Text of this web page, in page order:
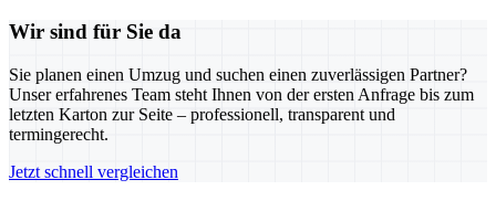
Wir sind für Sie da
Sie planen einen Umzug und suchen einen zuverlässigen Partner?
Unser erfahrenes Team steht Ihnen von der ersten Anfrage bis zum
letzten Karton zur Seite – professionell, transparent und
termingerecht.
Jetzt schnell vergleichen